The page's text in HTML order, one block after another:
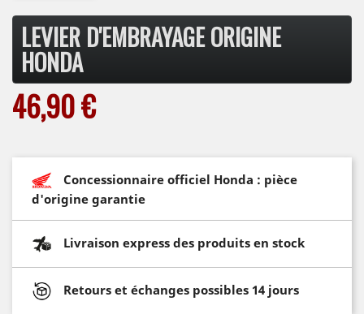
LEVIER D'EMBRAYAGE ORIGINE
HONDA
46,90 €
Concessionnaire officiel Honda : pièce
d'origine garantie
Livraison express des produits en stock
Retours et échanges possibles 14 jours